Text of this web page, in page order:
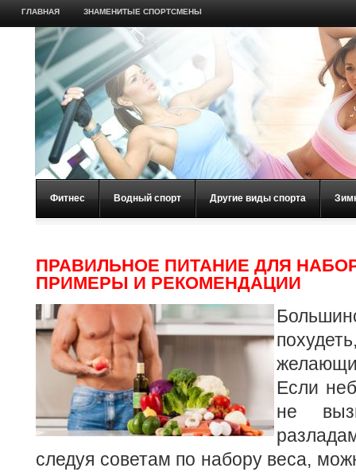
ГЛАВНАЯ ЗНАМЕНИТЫЕ СПОРТСМЕНЫ
Фитнес Водный спорт Другие виды спорта
ПРАВИЛЬНОЕ ПИТАНИЕ ДЛЯ
ПРИМЕРЫ И РЕКОМЕНДАЦИИ
Если
не
следуя советам по набору веса,